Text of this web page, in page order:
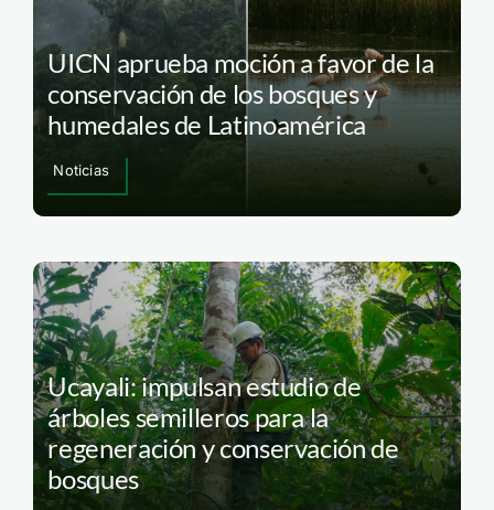
UICN aprueba moción a favor de la
conservación de los bosques y
humedales de Latinoamérica
Noticias
Ucayali: impulsan estudio de
árboles semilleros para la
regeneración y conservación de
bosques